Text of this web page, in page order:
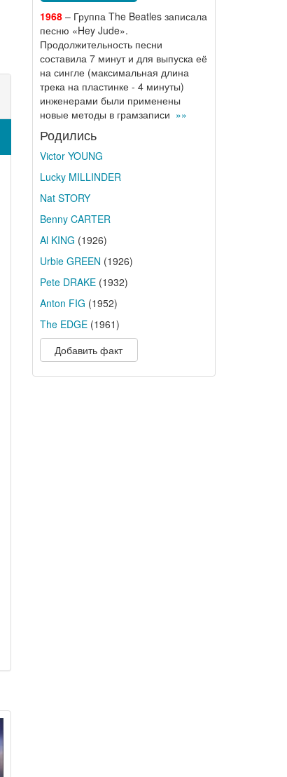
1968– Группа The Beatles записала
песню «Hey Jude».
Продолжительность песни
составила 7 минут и для выпуска её
на сингле (максимальная длина
трека на пластинке - 4 минуты)
инженерами были применены
новые методы в грамзаписи »»
Родились
Victor YOUNG
Lucky MILLINDER
Nat STORY
Benny CARTER
Al KING (1926)
Urbie GREEN (1926)
Pete DRAKE(1932)
Anton FIG (1952)
The EDGE(1961)
Добавить факт